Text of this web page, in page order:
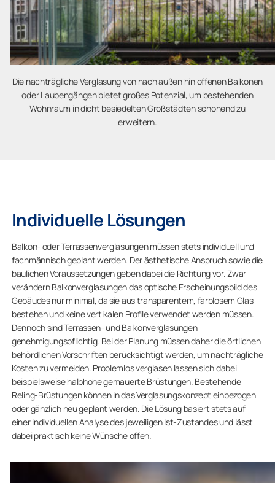
Die nachträgliche Verglasung von nach außen hin offenen Balkonen
oder Laubengängen bietet großes Potenzial, um bestehenden
Wohnraum in dicht besiedelten Großstädten schonend zu
erweitern.
Individuelle Lösungen
Balkon- oder Terrassenverglasungen müssen stets individuell und
fachmännisch geplant werden. Der ästhetische Anspruch sowie die
baulichen Voraussetzungen geben dabei die Richtung vor. Zwar
verändern Balkonverglasungen das optische Erscheinungsbild des
Gebäudes nur minimal, da sie aus transparentem, farblosem Glas
bestehen und keine vertikalen Profile verwendet werden müssen.
Dennoch sind Terrassen- und Balkonverglasungen
genehmigungspflichtig. Bei der Planung müssen daher die örtlichen
behördlichen Vorschriften berücksichtigt werden, um nachträgliche
Kosten zu vermeiden. Problemlos verglasen lassen sich dabei
beispielsweise halbhohe gemauerte Brüstungen. Bestehende
Reling-Brüstungen können in das Verglasungskonzept einbezogen
oder gänzlich neu geplant werden. Die Lösung basiert stets auf
einer individuellen Analyse des jeweiligen Ist-Zustandes und lässt
dabei praktisch keine Wünsche offen.